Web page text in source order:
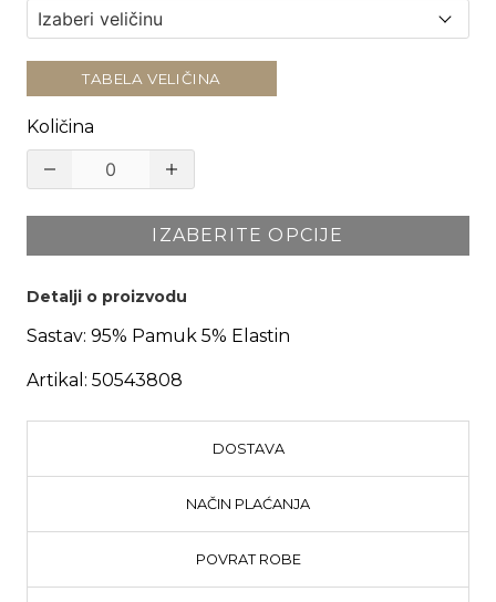
TABELA VELIČINA
Količina
IZABERITE OPCIJE
Detalji o proizvodu
Sastav: 95% Pamuk 5% Elastin
Artikal: 50543808
DOSTAVA
NAČIN PLAĆANJA
POVRAT ROBE